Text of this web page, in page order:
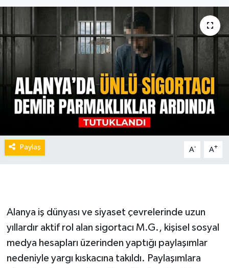
Paylaş A- A+
Alanya iş dünyası ve siyaset çevrelerinde uzun
yıllardır aktif rol alan sigortacı M.G., kişisel sosyal
medya hesapları üzerinden yaptığı paylaşımlar
nedeniyle yargı kıskacına takıldı. Paylaşımlara